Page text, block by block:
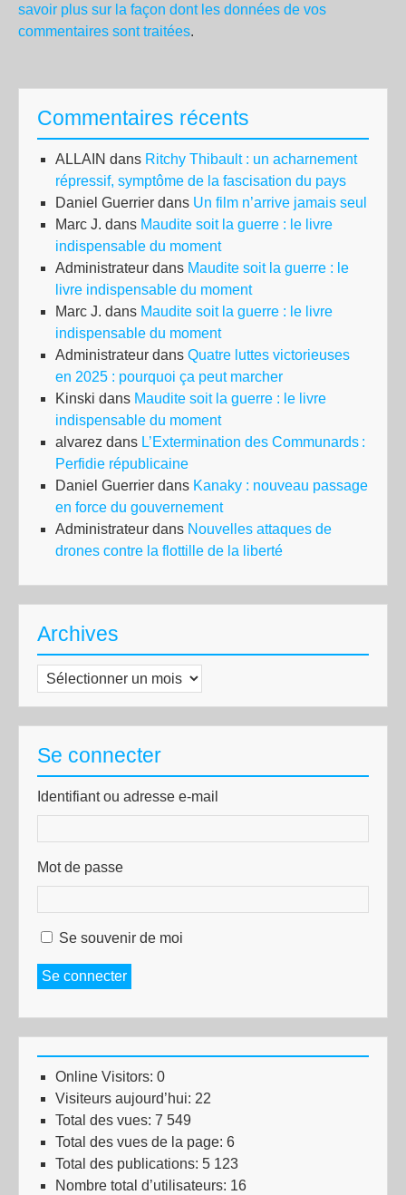
savoir plus sur la façon dont les données de vos
commentaires sont traitées.
Commentaires récents
ALLAIN dans Ritchy Thibault : un acharnement
répressif, symptôme de la fascisation du pays
Daniel Guerrier dans Un film n’arrive jamais seul
Marc J. dans Maudite soit la guerre : le livre
indispensable du moment
Administrateur dans Maudite soit la guerre : le
livre indispensable du moment
Marc J. dans Maudite soit la guerre : le livre
indispensable du moment
Administrateur dans Quatre luttes victorieuses
en 2025 : pourquoi ça peut marcher
Kinski dans Maudite soit la guerre : le livre
indispensable du moment
alvarez dans L’Extermination des Communards :
Perfidie républicaine
Daniel Guerrier dans Kanaky : nouveau passage
en force du gouvernement
Administrateur dans Nouvelles attaques de
drones contre la flottille de la liberté
Archives
Archives
Se connecter
Identifiant ou adresse e-mail
Mot de passe
Se souvenir de moi
Se connecter
Online Visitors: 0
Visiteurs aujourd’hui: 22
Total des vues: 7 549
Total des vues de la page: 6
Total des publications: 5 123
Nombre total d’utilisateurs: 16